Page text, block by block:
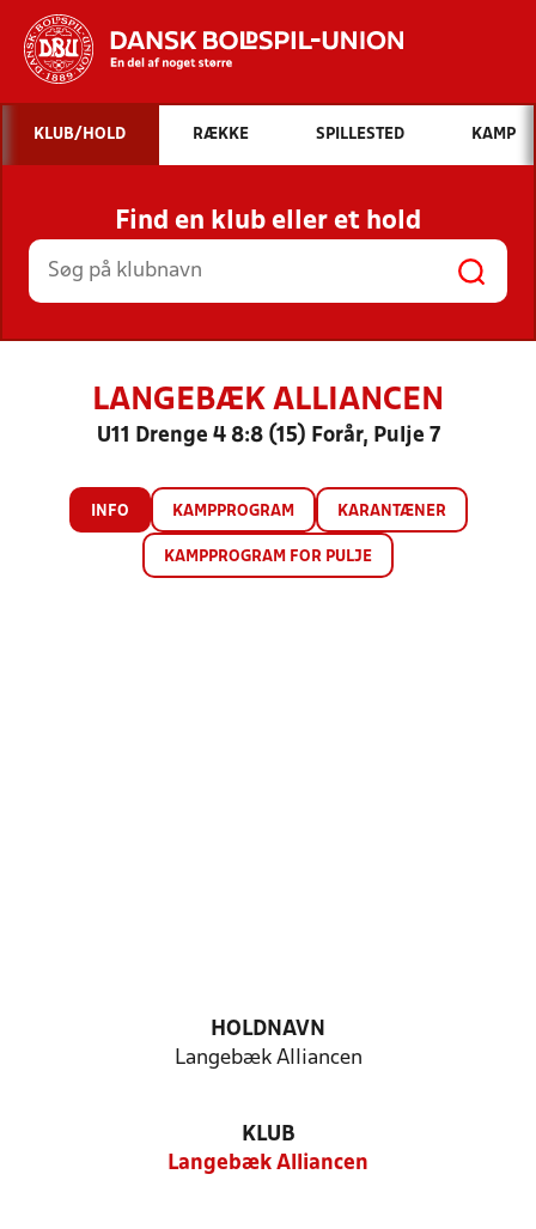
Hvad vil du søge efter?
INDHOLD OG NYHEDER
STILLINGER, RESULTATER, KLUBBER OG
HOLD
KLUB/HOLD RÆKKE SPILLESTED KAMP
Find en klub eller et hold
LANGEBÆK ALLIANCEN
U11 Drenge 4 8:8 (15) Forår, Pulje 7
INFO KAMPPROGRAM KARANTÆNER
KAMPPROGRAM FOR PULJE
HOLDNAVN
Langebæk Alliancen
KLUB
Langebæk Alliancen